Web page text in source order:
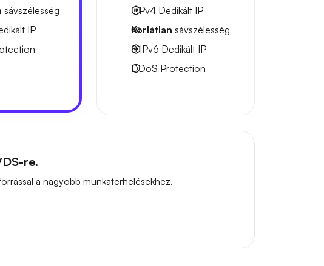
sávszélesség
IP
1 IPv4 Dedikált IP
Korlátlan sávszélesség
8 IPv6 Dedikált IP
DDoS Protection
re.
a nagyobb munkaterhelésekhez.